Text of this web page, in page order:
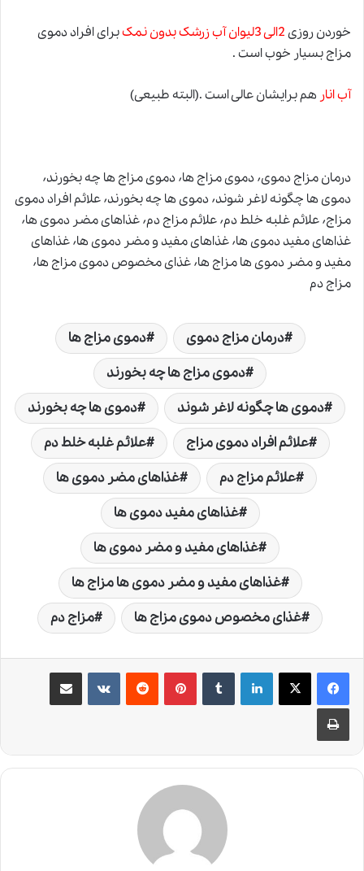
خوردن روزی
برای افراد دموی
مزاج بسیار خوب است .
آب انار هم برایشان عالی است .(البته طبیعی)
درمان مزاج دموی٬ دموی مزاج ها٬ دموی مزاج ها چه بخورند٬
دموی ها چگونه لاغر شوند٬ دموی ها چه بخورند٬ علائم افراد دموی
مزاج٬ علائم غلبه خلط دم٬ علائم مزاج دم٬ غذاهای مضر دموی ها٬
غذاهای مفید دموی ها٬ غذاهای مفید و مضر دموی ها٬ غذاهای
مفید و مضر دموی ها مزاج ها٬ غذای مخصوص دموی مزاج ها٬
مزاج دم
درمان مزاج دموی
دموی مزاج ها
دموی مزاج ها چه بخورند
دموی ها چگونه لاغر شوند
دموی ها چه بخورند
علائم افراد دموی مزاج
علائم غلبه خلط دم
علائم مزاج دم
غذاهای مضر دموی ها
غذاهای مفید دموی ها
غذاهای مفید و مضر دموی ها
غذاهای مفید و مضر دموی ها مزاج ها
غذای مخصوص دموی مزاج ها
مزاج دم
لینکدین ‫تامبلر ‫پین‌ترست‫رددیت ‫VKontakteاشتراک گذاری از طریق ایمیل
چاپ